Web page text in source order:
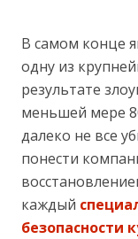
В самом конце
одну из
результате
меньшей мере
далеко не все
понести
каждый
безопасности